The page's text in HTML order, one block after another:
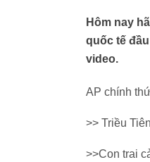
Hôm nay
quốc tế
video.
AP chính
>> Triều
>>Con trai